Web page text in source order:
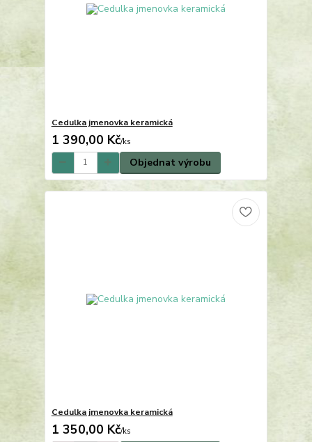
Cedulka jmenovka keramická
1 390,00 Kč/ks
Objednat výrobu
Cedulka jmenovka keramická
1 350,00 Kč/ks